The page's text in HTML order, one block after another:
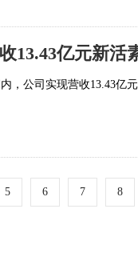
13.43亿元新活
，公司实现营收13.43亿
5 6 7 8